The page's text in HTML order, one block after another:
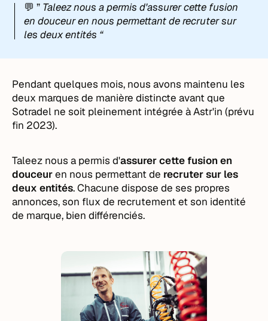
💬 ” Taleez nous a permis d'assurer cette fusion
en douceur en nous permettant de recruter sur
les deux entités “
Pendant quelques mois, nous avons maintenu les
deux marques de manière distincte avant que
Sotradel ne soit pleinement intégrée à Astr'in (prévu
fin 2023).
Taleez nous a permis d'assurer cette fusion en
douceuren nous permettant de recruter sur les
deux entités. Chacune dispose de ses propres
annonces, son flux de recrutement et son identité
de marque, bien différenciés.